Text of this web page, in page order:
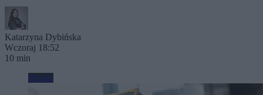
Katarzyna Dybińska
Wczoraj 18:52
10 min
Biznes